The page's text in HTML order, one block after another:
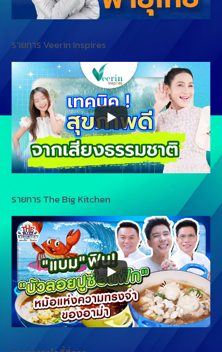
รายการ Veerin Inspires
รายการ The Big Kitchen